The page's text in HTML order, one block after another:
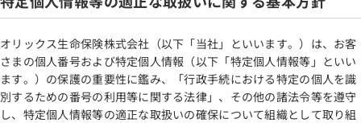
オリックス生命保険株式会社（以下「当社」といいます。）は、お客
さまの個人番号および特定個人情報（以下「特定個人情報等」といい
ます。）の保護の重要性に鑑み、「行政手続における特定の個人を識
別するための番号の利用等に関する法律」、その他の諸法令等を遵守
し、特定個人情報等の適正な取扱いの確保について組織として取り組